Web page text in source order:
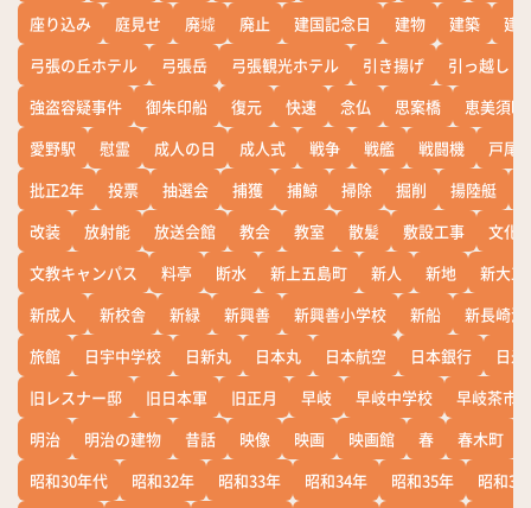
座り込み
庭見せ 廃墟 廃止 建国記念日 建物 建築
建
弓張の丘ホテル
弓張岳 弓張観光ホテル 引き揚げ
引っ越し
強盗容疑事件
御朱印船 復元 快速 念仏 思案橋
恵美須町
愛野駅
慰霊 成人の日 成人式 戦争 戦艦 戦闘機
戸尾
批正2年
投票 抽選会 捕獲 捕鯨 掃除 掘削 揚陸艇
改装
放射能 放送会館 教会 教室 散髪 敷設工事
文化
文教キャンパス
料亭 断水 新上五島町 新人 新地
新大工
新成人
新校舎 新緑 新興善 新興善小学校 新船
新長崎漁
旅館
日宇中学校 日新丸 日本丸 日本航空 日本銀行
日
旧レスナー邸
旧日本軍 旧正月 早岐 早岐中学校
早岐茶市
明治
明治の建物 昔話 映像 映画 映画館 春 春木町
昭和30年代
昭和32年 昭和33年 昭和34年 昭和35年
昭和36